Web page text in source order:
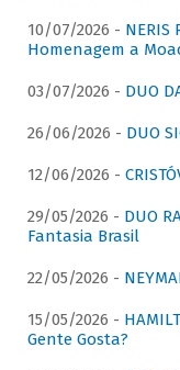
10/07/2026 - NERIS
Homenagem a
03/07/2026 - DUO
26/06/2026 - DUO
12/06/2026 -
29/05/2026 - DUO
Fantasia Brasil
22/05/2026 -
15/05/2026 -
Gente Gosta?